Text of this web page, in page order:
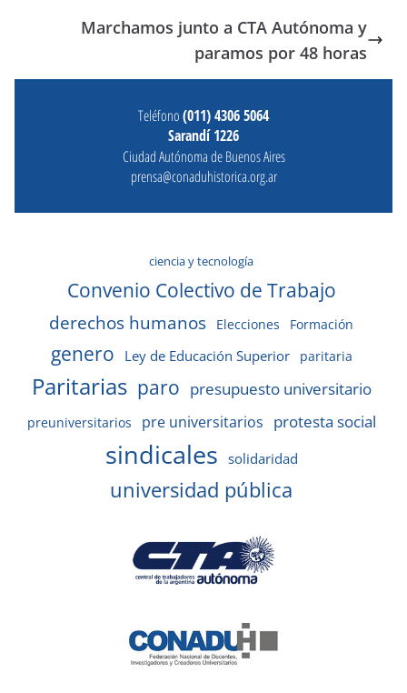
Marchamos junto a CTA Autónoma y
paramos por 48 horas
Teléfono(011) 4306 5064
Sarandí 1226
Ciudad Autónoma de Buenos Aires
prensa@conaduhistorica.org.ar
ciencia y tecnología
Convenio Colectivo de Trabajo
derechos humanos Elecciones Formación
genero Ley de Educación Superior paritaria
Paritarias paro presupuesto universitario
preuniversitarios pre universitarios protesta social
sindicales solidaridad
universidad pública